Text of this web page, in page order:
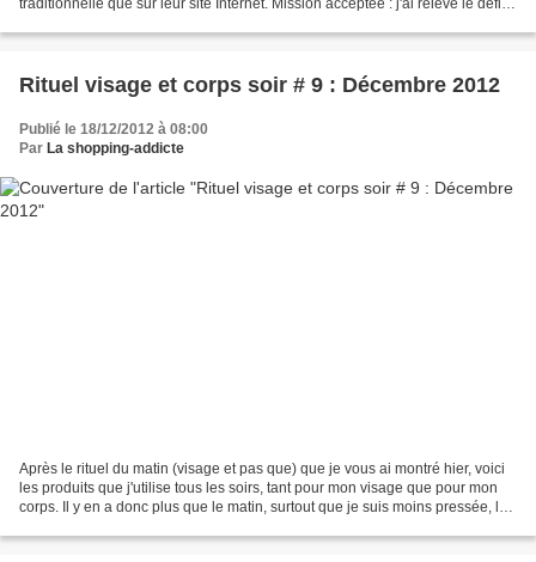
traditionnelle que sur leur site Internet. Mission acceptée : j'ai relevé le défi
Rituel visage et corps soir # 9 : Décembre 2012
Publié le 18/12/2012 à 08:00
Par La shopping-addicte
Après le rituel du matin (visage et pas que) que je vous ai montré hier, voici
les produits que j'utilise tous les soirs, tant pour mon visage que pour mon
corps. Il y en a donc plus que le matin, surtout que je suis moins pressée, le